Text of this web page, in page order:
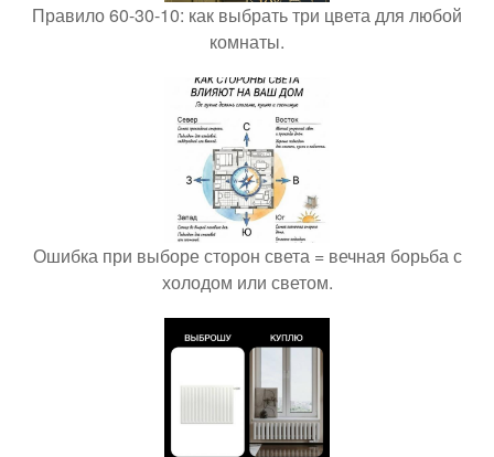
Правило 60-30-10: как выбрать три цвета для любой
комнаты.
Ошибка при выборе сторон света = вечная борьба с
холодом или светом.